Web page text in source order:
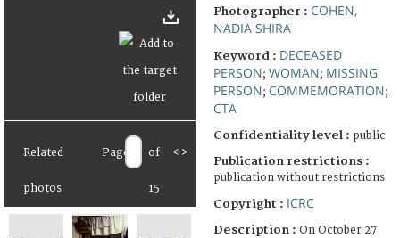
Related
photos
Page of
15
< >
Photographer : COHEN,
NADIA SHIRA
Keyword : DECEASED
PERSON; WOMAN; MISSING
PERSON; COMMEMORATION;
CTA
Confidentiality level : public
Publication restrictions :
publication without restrictions
Copyright : ICRC
Description : On October 27